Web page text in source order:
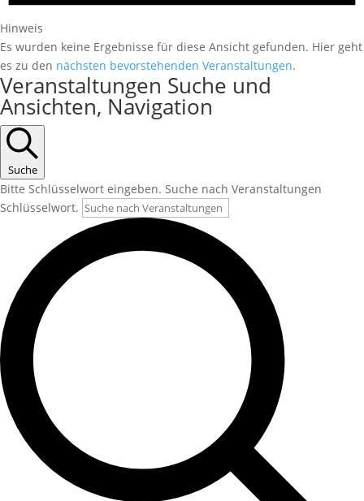
Hinweis
Es wurden keine Ergebnisse für diese Ansicht gefunden. Hier geht
es zu den nächsten bevorstehenden Veranstaltungen.
Veranstaltungen Suche und
Ansichten, Navigation
Suche
Bitte Schlüsselwort eingeben. Suche nach Veranstaltungen
Schlüsselwort.